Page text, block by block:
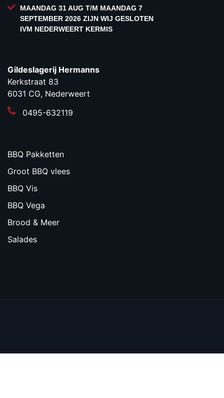
MAANDAG 31 AUG T/M MAANDAG 7
SEPTEMBER 2026 ZIJN WIJ GESLOTEN
IVM NEDERWEERT KERMIS
Gildeslagerij Hermanns
Kerkstraat 83
6031 CG, Nederweert
0495-632119
BBQ Pakketten
Groot BBQ vlees
BBQ Vis
BBQ Vega
Brood & Meer
Salades